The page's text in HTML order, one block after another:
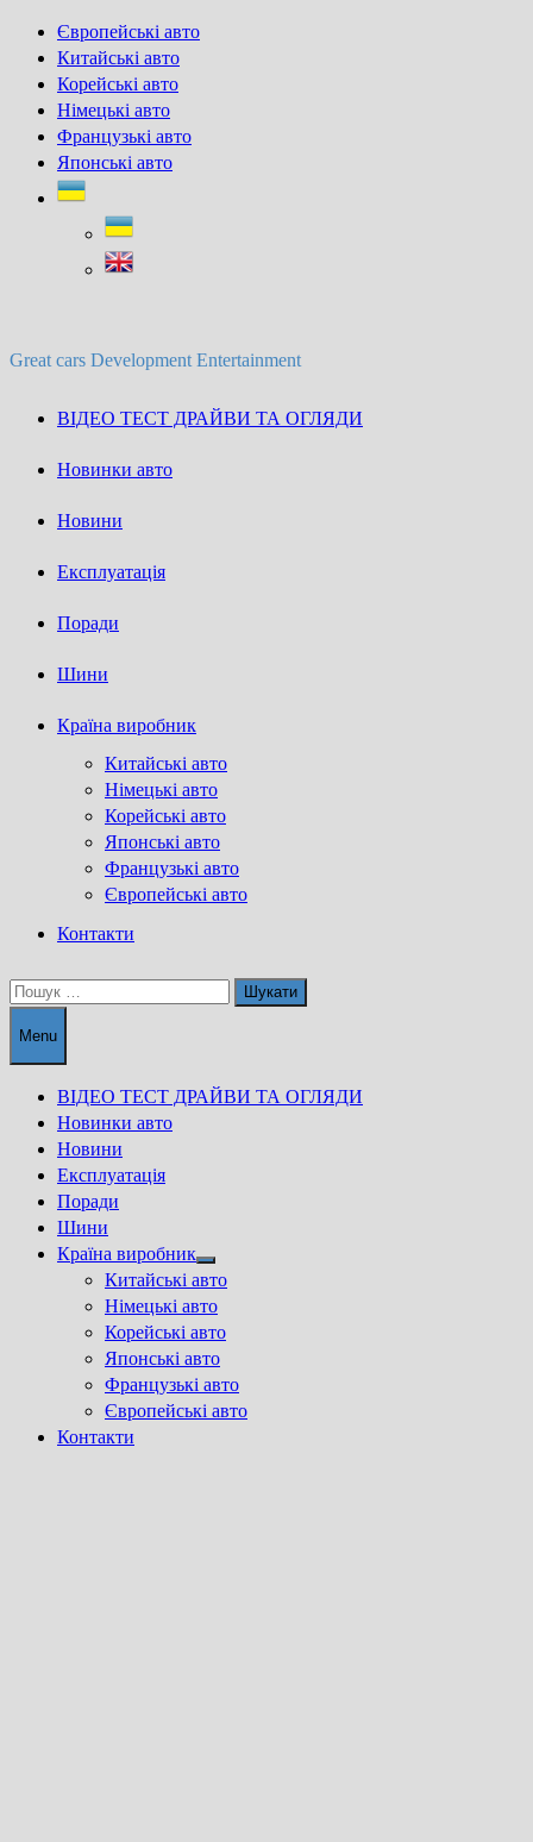
Skip
content
Європейські авто
Китайські авто
Корейські авто
Німецькі авто
Французькі авто
Японські авто
Great cars Development Entertainment
ВІДЕО ТЕСТ ДРАЙВИ ТА ОГЛЯДИ
Новинки авто
Новини
Експлуатація
Поради
Шини
Країна виробник
Китайські авто
Німецькі авто
Корейські авто
Японські авто
Французькі авто
Європейські авто
Контакти
Пошук:
Menu
ВІДЕО ТЕСТ ДРАЙВИ ТА ОГЛЯДИ
Новинки авто
Новини
Експлуатація
Поради
Шини
Країна виробник
Show
sub
menu
Китайські авто
Німецькі авто
Корейські авто
Японські авто
Французькі авто
Європейські авто
Контакти